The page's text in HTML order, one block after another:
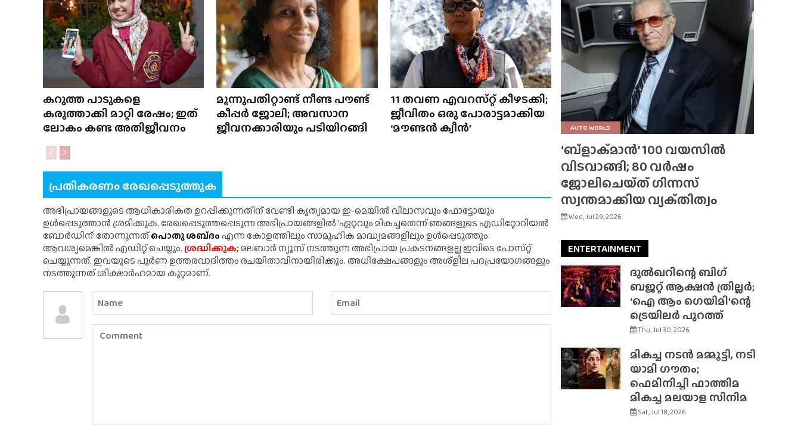
കറുത്ത പാടുകളെ
കരുത്താക്കി മാറ്റി രേഷം; ഇത്
ലോകം കണ്ട അതിജീവനം
മൂന്നുപതിറ്റാണ്ട് നീണ്ട പൗണ്ട്
കീപ്പർ ജോലി; അവസാന
ജീവനക്കാരിയും പടിയിറങ്ങി
11 തവണ എവറസ്‌റ്റ് കീഴടക്കി;
ജീവിതം ഒരു പോരാട്ടമാക്കിയ
‘മൗണ്ടൻ ക്വീൻ’
പ്രതികരണം രേഖപ്പെടുത്തുക
അഭിപ്രായങ്ങളുടെ ആധികാരികത ഉറപ്പിക്കുന്നതിന് വേണ്ടി കൃത്യമായ ഇ-മെയിൽ വിലാസവും ഫോട്ടോയും
ഉൾപ്പെടുത്താൻ ശ്രമിക്കുക. രേഖപ്പെടുത്തപ്പെടുന്ന അഭിപ്രായങ്ങളിൽ 'ഏറ്റവും മികച്ചതെന്ന് ഞങ്ങളുടെ എഡിറ്റോറിയൽ
ബോർഡിന്' തോന്നുന്നത്പൊതു ശബ്‌ദംഎന്ന കോളത്തിലും സാമൂഹിക മാദ്ധ്യമങ്ങളിലും ഉൾപ്പെടുത്തും.
ആവശ്യമെങ്കിൽ എഡിറ്റ് ചെയ്യും.ശ്രദ്ധിക്കുക;മലബാർ ന്യൂസ് നടത്തുന്ന അഭിപ്രായ പ്രകടനങ്ങളല്ല ഇവിടെ പോസ്‌റ്റ്
ചെയ്യുന്നത്. ഇവയുടെ പൂർണ ഉത്തരവാദിത്തം രചയിതാവിനായിരിക്കും. അധിക്ഷേപങ്ങളും അശ്‌ളീല പദപ്രയോഗങ്ങളും
നടത്തുന്നത് ശിക്ഷാർഹമായ കുറ്റമാണ്.
AUTO WORLD
‘ബ്‌ളാക്‌മാൻ’ 100 വയസിൽ
വിടവാങ്ങി; 80 വർഷം
ജോലിചെയ്‌ത്‌ ഗിന്നസ്
സ്വന്തമാക്കിയ വ്യക്‌തിത്വം
Wed, Jul 29, 2026
ENTERTAINMENT
ദുൽഖറിന്റെ ബിഗ്
ബജറ്റ് ആക്ഷൻ ത്രില്ലർ;
‘ഐ ആം ഗെയിമി’ന്റെ
ട്രെയിലർ പുറത്ത്
Thu, Jul 30, 2026
മികച്ച നടൻ മമ്മൂട്ടി, നടി
യാമി ഗൗതം;
ഫെമിനിച്ചി ഫാത്തിമ
മികച്ച മലയാള സിനിമ
Sat, Jul 18, 2026